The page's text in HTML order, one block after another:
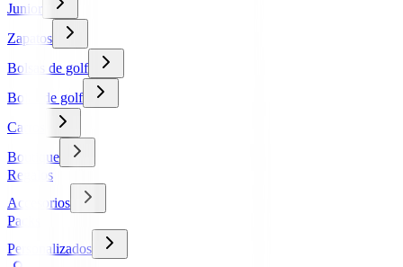
Junior
Zapatos
Bolsas de golf
Bolas de golf
Carros
Boutique
Regalos
Accesorios
Packs
Personalizados